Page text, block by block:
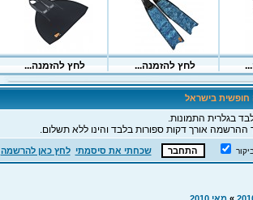
חופשית בישראל
בגלרית התמונות.
ההרשמה אורך דקות ספורות בלבד והינו ללא תשלום.
שכחתי את סיסמתי לחץ כאן להרשמה